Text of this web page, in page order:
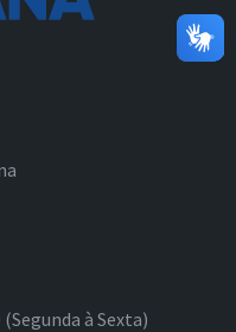
à Sexta)